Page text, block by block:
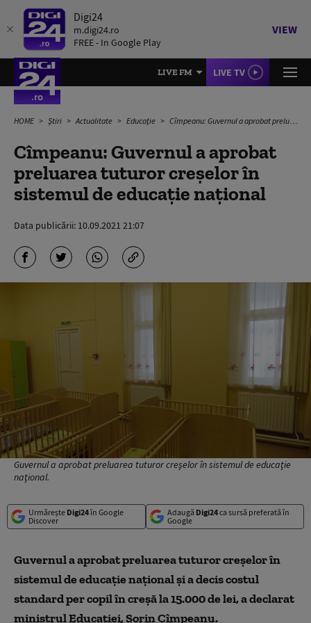
Digi24
m.digi24.ro
FREE - In Google Play
VIEW
LIVE FM LIVE TV
HOME Știri Actualitate Educație Cîmpeanu: Guvernul a aprobat preluarea tuturor creşelor în sistemul de educaţie naţional
Cîmpeanu: Guvernul a aprobat
preluarea tuturor creşelor în
sistemul de educaţie naţional
Data publicării: 10.09.2021 21:07
Guvernul a aprobat preluarea tuturor creşelor în sistemul de educaţie
naţional.
Urmărește Digi24în Google
Discover
Adaugă Digi24ca sursă preferată în
Google
Guvernul a aprobat preluarea tuturor creşelor în
sistemul de educaţie naţional şi a decis costul
standard per copil în creşă la 15.000 de lei, a declarat
ministrul Educaţiei, Sorin Cîmpeanu.